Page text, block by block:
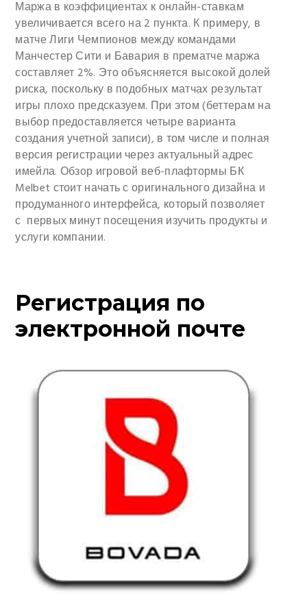
Маржа в коэффициентах к онлайн-ставкам
увеличивается всего на 2 пункта. К примеру, в
матче Лиги Чемпионов между командами
Манчестер Сити и Бавария в прематче маржа
составляет 2%. Это объясняется высокой долей
риска, поскольку в подобных матчах результат
игры плохо предсказуем. При этом (беттерам на
выбор предоставляется четыре варианта
создания учетной записи), в том числе и полная
версия регистрации через актуальный адрес
имейла. Обзор игровой веб-плафтормы БК
Melbet стоит начать с оригинального дизайна и
продуманного интерфейса, который позволяет
с первых минут посещения изучить продукты и
услуги компании.
Регистрация по
электронной почте